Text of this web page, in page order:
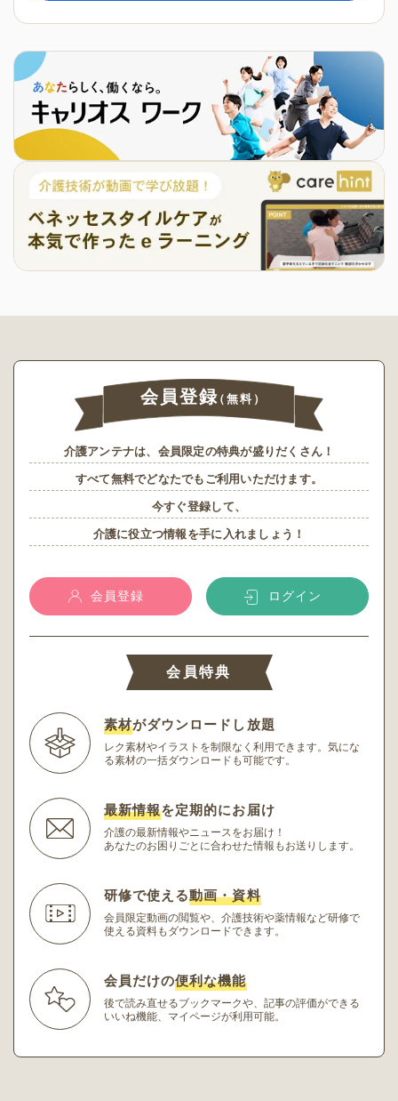
会員登録（無料）
介護アンテナは、会員限定の特典が盛りだくさん！
すべて無料でどなたでもご利用いただけます。
今すぐ登録して、
介護に役立つ情報を手に入れましょう！
会員登録 ログイン
会員特典
素材がダウンロードし放題
レク素材やイラストを制限なく利用できます。 気にな
る素材の一括ダウンロードも可能です。
最新情報を定期的にお届け
介護の最新情報やニュースをお届け！
あなたのお困りごとに合わせた情報もお送りします。
研修で使える動画・資料
会員限定動画の閲覧や、介護技術や薬情報など研修で
使える資料もダウンロードできます。
会員だけの便利な機能
後で読み直せるブックマークや、記事の評価ができる
いいね機能、マイページが利用可能。